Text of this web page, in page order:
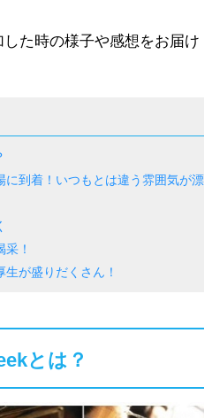
た時の様子や感想をお届け
に到着！いつもとは違う雰囲気が漂
！
生が盛りだくさん！
とは？